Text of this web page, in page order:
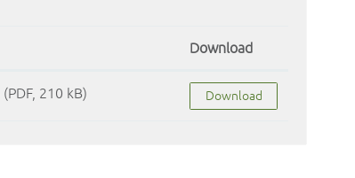
Download
(PDF, 210 kB) Download